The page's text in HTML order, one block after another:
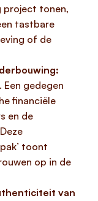
project tonen,
tastbare
of de
Een gedegen
financiële
en de
toont
op in de
van